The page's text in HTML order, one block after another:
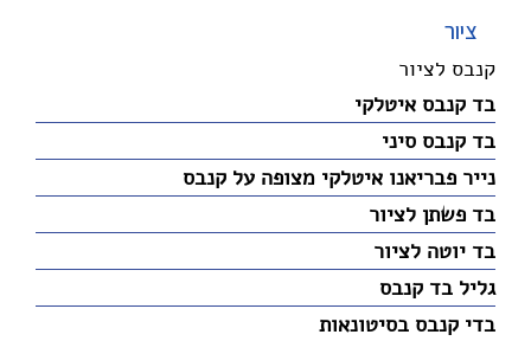
ציור
קנבס לציור
בד קנבס איטלקי
בד קנבס סיני
נייר פבריאנו איטלקי מצופה על קנבס
בד פשתן לציור
בד יוטה לציור
גליל בד קנבס
בדי קנבס בסיטונאות